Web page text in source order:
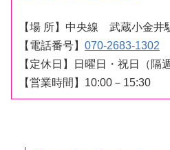
【場 所】中央線 武蔵小金
【電話番号】 070-2683-1302
【定休日】日曜日・祝日（隔
【営業時間】10:00－15:30